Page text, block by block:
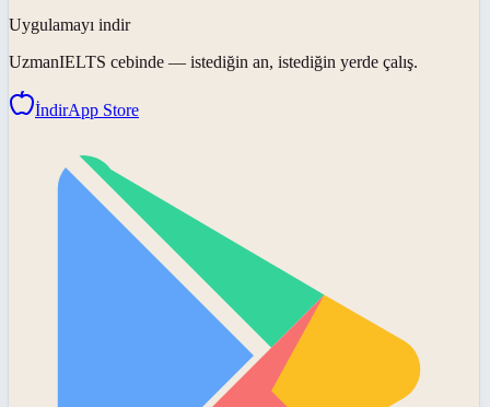
Uygulamayı indir
UzmanIELTS cebinde — istediğin an, istediğin yerde çalış.
İndirApp Store